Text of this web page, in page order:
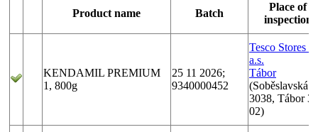
Product name Batch
Place of
inspection
KENDAMIL PREMIUM
1, 800g
25 11 2026;
9340000452
Tesco Stores
a.s.
Tábor
(Soběslavská
3038, Tábor
02)